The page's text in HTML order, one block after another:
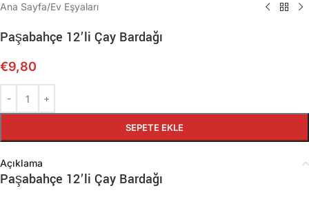
Ana Sayfa/Ev Eşyaları
Paşabahçe 12’li Çay Bardağı
€9,80
SEPETE EKLE
Açıklama
Paşabahçe 12’li Çay Bardağı